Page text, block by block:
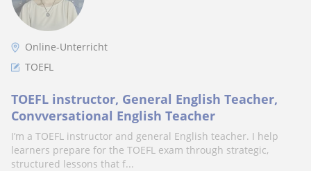
Online-Unterricht
TOEFL
TOEFL instructor, General English Teacher,
Convversational English Teacher
I’m a TOEFL instructor and general English teacher. I help
learners prepare for the TOEFL exam through strategic,
structured lessons that f...